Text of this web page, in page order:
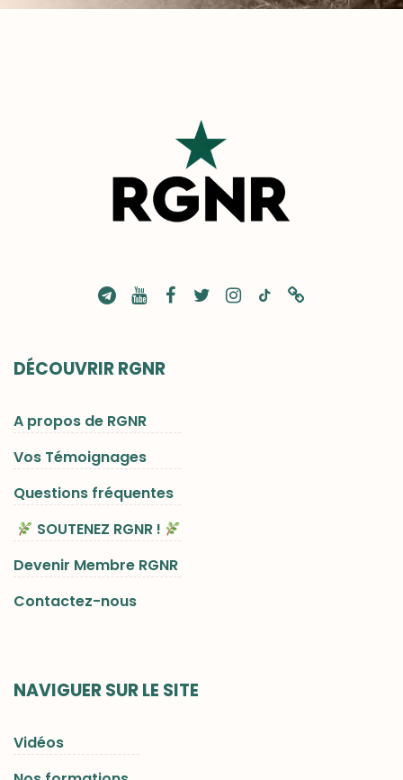
DÉCOUVRIR RGNR
A propos de RGNR
Vos Témoignages
Questions fréquentes
SOUTENEZ RGNR !
Devenir Membre RGNR
Contactez-nous
NAVIGUER SUR LE SITE
Vidéos